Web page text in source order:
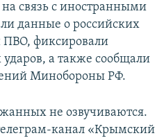
связь с иностранными
данные о российских
фиксировали
ударов, а также сообщали
Минобороны РФ.
не озвучиваются.
канал «Крымский